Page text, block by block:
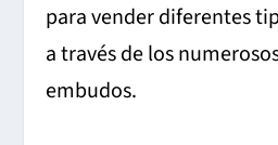
para vender diferentes
a través de los
embudos.